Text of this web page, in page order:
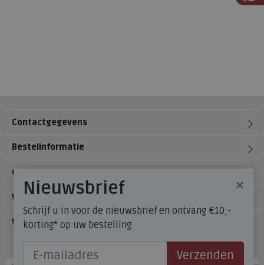
Contactgegevens
Bestelinformatie
Over Meijerink Schoenen
Voetzorg
Veelgestelde vragen
×
Nieuwsbrief
Schrijf u in voor de nieuwsbrief en ontvang €10,-
korting* op uw bestelling.
Verzenden